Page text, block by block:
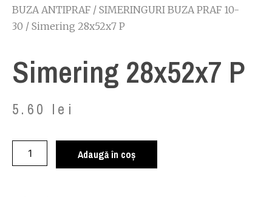
BUZA ANTIPRAF / SIMERINGURI BUZA PRAF 10-
30 / Simering 28x52x7 P
Simering 28x52x7 P
5.60 lei
Adaugă în coș